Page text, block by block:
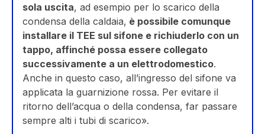
sola uscita, ad esempio per lo scarico della
condensa della caldaia, è possibile comunque
installare il TEE sul sifone e richiuderlo con un
tappo, affinché possa essere collegato
successivamente a un elettrodomestico.
Anche in questo caso, all’ingresso del sifone va
applicata la guarnizione rossa. Per evitare il
ritorno dell’acqua o della condensa, far passare
sempre alti i tubi di scarico».